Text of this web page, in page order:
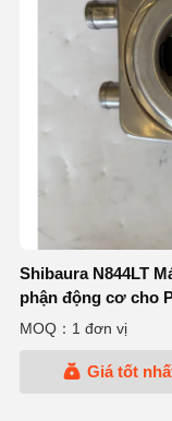
Shibaura N844LT
phận động cơ cho
MOQ：1 đơn vị
Giá tốt